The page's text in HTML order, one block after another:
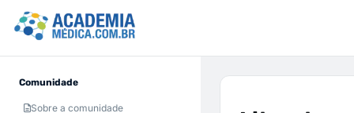
Comunidade
Sobre a comunidade